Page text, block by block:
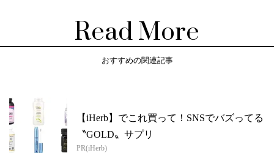
Read More
おすすめの関連記事
【iHerb】でこれ買って！SNSでバズってる
〝GOLD〟サプリ
PR(iHerb)